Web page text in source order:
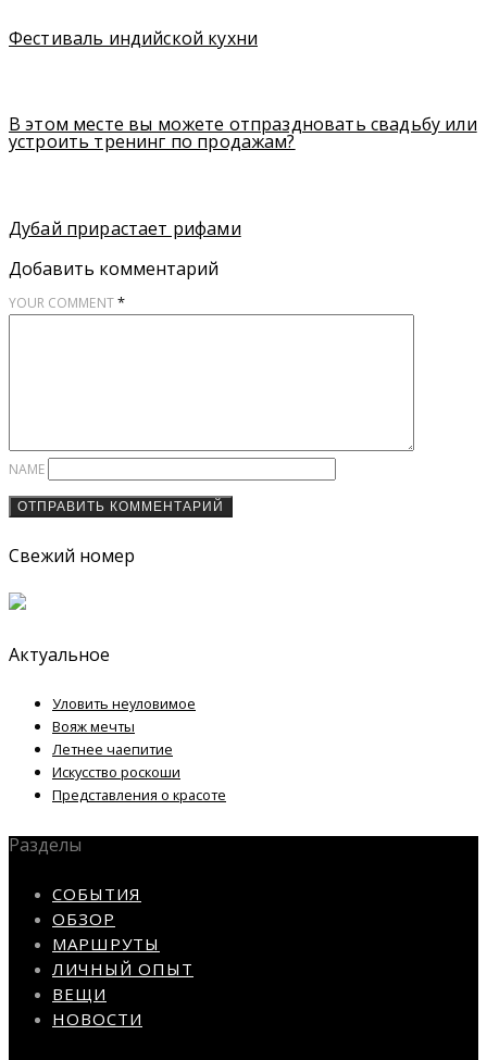
Фестиваль индийской кухни
В этом месте вы можете отпраздновать свадьбу или
устроить тренинг по продажам?
Дубай прирастает рифами
Добавить комментарий
YOUR COMMENT*
NAME
Свежий номер
Актуальное
Уловить неуловимое
Вояж мечты
Летнее чаепитие
Искусство роскоши
Представления о красоте
Разделы
СОБЫТИЯ
ОБЗОР
МАРШРУТЫ
ЛИЧНЫЙ ОПЫТ
ВЕЩИ
НОВОСТИ